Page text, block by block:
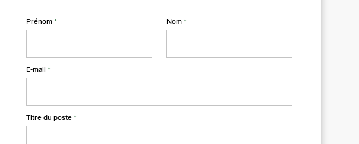
Prénom * Nom *
E-mail *
Titre du poste *